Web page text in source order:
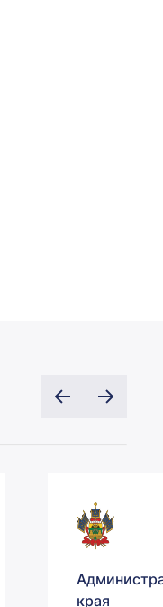
края